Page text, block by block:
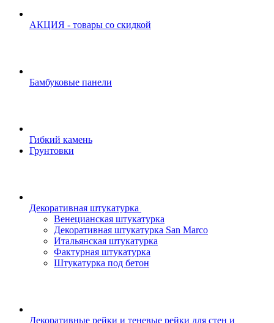
АКЦИЯ - товары со скидкой
Бамбуковые панели
Гибкий камень
Грунтовки
Декоративная штукатурка
Венецианская штукатурка
Декоративная штукатурка San Marco
Итальянская штукатурка
Фактурная штукатурка
Штукатурка под бетон
Декоративные рейки и теневые рейки для стен и